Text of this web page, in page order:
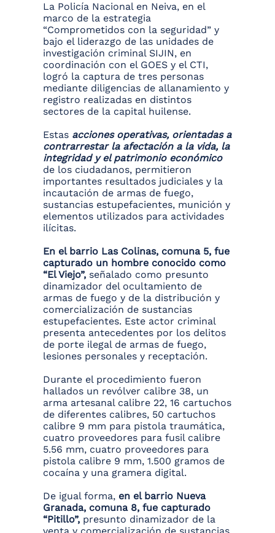
La Policía Nacional en Neiva, en el
marco de la estrategia
“Comprometidos con la seguridad” y
bajo el liderazgo de las unidades de
investigación criminal SIJIN, en
coordinación con el GOES y el CTI,
logró la captura de tres personas
mediante diligencias de allanamiento y
registro realizadas en distintos
sectores de la capital huilense.
Estas acciones operativas, orientadas a
contrarrestar la afectación a la vida, la
integridad y el patrimonio económico
de los ciudadanos, permitieron
importantes resultados judiciales y la
incautación de armas de fuego,
sustancias estupefacientes, munición y
elementos utilizados para actividades
ilícitas.
En el barrio Las Colinas, comuna 5, fue
capturado un hombre conocido como
“El Viejo”, señalado como presunto
dinamizador del ocultamiento de
armas de fuego y de la distribución y
comercialización de sustancias
estupefacientes. Este actor criminal
presenta antecedentes por los delitos
de porte ilegal de armas de fuego,
lesiones personales y receptación.
Durante el procedimiento fueron
hallados un revólver calibre 38, un
arma artesanal calibre 22, 16 cartuchos
de diferentes calibres, 50 cartuchos
calibre 9 mm para pistola traumática,
cuatro proveedores para fusil calibre
5.56 mm, cuatro proveedores para
pistola calibre 9 mm, 1.500 gramos de
cocaína y una gramera digital.
De igual forma, en el barrio Nueva
Granada, comuna 8, fue capturado
“Pitillo”, presunto dinamizador de la